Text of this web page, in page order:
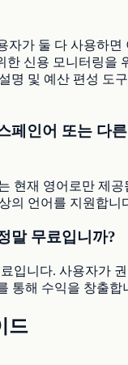
자가 둘 다 사용하면
한 신용 모니터링을
명 및 예산 편성 도
페인어 또는 다
현재 영어로만 제
의 언어를 지원합니
말 무료입니까?
료입니다. 사용자가
통해 수익을 창출합
드